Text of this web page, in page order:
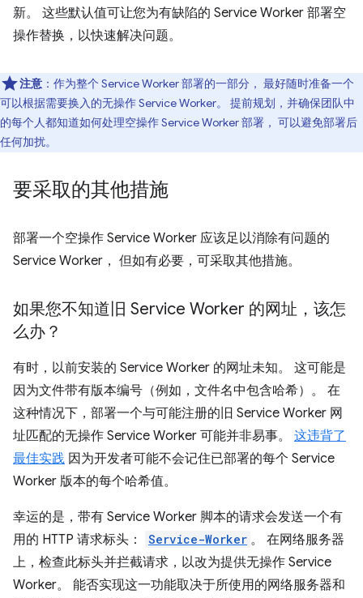
新。 这些默认值可让您为有缺陷的 Service Worker 部署空
操作替换，以快速解决问题。
注意 ：作为整个 Service Worker 部署的一部分， 最好随时准备一个
可以根据需要换入的无操作 Service Worker。 提前规划，并确保团队中
的每个人都知道如何处理空操作 Service Worker 部署， 可以避免部署后
任何加扰。
要采取的其他措施
部署一个空操作 Service Worker 应该足以消除有问题的
Service Worker， 但如有必要，可采取其他措施。
如果您不知道旧 Service Worker 的网址，该怎
么办？
有时，以前安装的 Service Worker 的网址未知。 这可能是
因为文件带有版本编号（例如，文件名中包含哈希）。 在
这种情况下，部署一个与可能注册的旧 Service Worker 网
址匹配的无操作 Service Worker 可能并非易事。 这违背了
最佳实践 因为开发者可能不会记住已部署的每个 Service
Worker 版本的每个哈希值。
幸运的是，带有 Service Worker 脚本的请求会发送一个有
用的 HTTP 请求标头：
Service-Worker 。 在网络服务器
上，检查此标头并拦截请求，以改为提供无操作 Service
Worker。 能否实现这一功能取决于所使用的网络服务器和